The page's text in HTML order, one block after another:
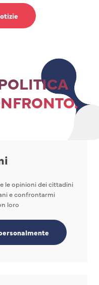
le opinioni dei cittadini
e confrontarmi
loro